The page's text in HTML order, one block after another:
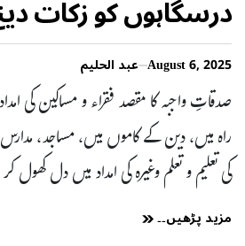
درسگاہوں کو زکات
(حیلہ تملیک)
August 6, 2025 عبد الحلیم
صدقاتِ واجبہ کا مقصد فقراء و مساکین کی
راہ میں، دین کے کاموں میں، مساجد،
کی تعلیم و تعلم وغیرہ کی امداد میں دل
مزید پڑھیں۔۔